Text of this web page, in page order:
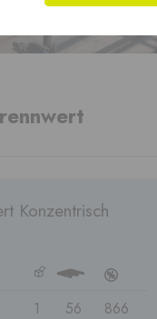
Konzentrisch
b 3 c
1 56 866